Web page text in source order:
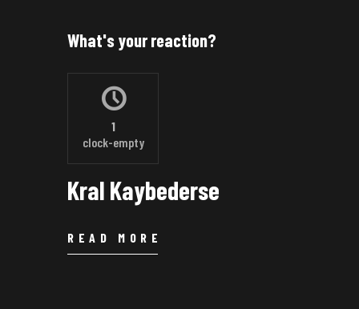
What's your reaction?
1
clock-empty
Kral Kaybederse
READ MORE